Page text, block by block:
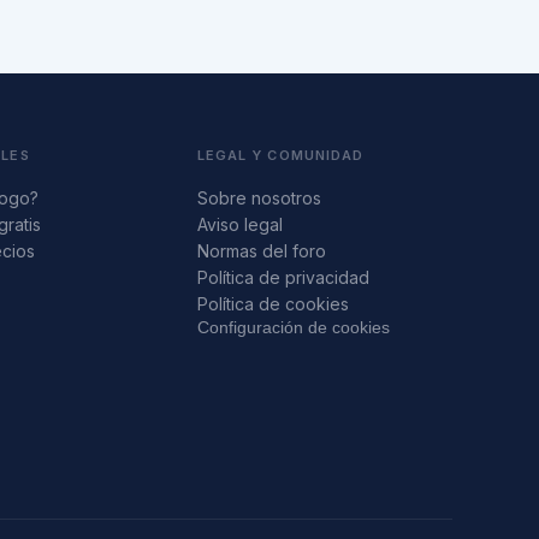
LEGAL Y COMUNIDAD
Sobre nosotros
Aviso legal
Normas del foro
Política de privacidad
Política de cookies
Configuración de cookies